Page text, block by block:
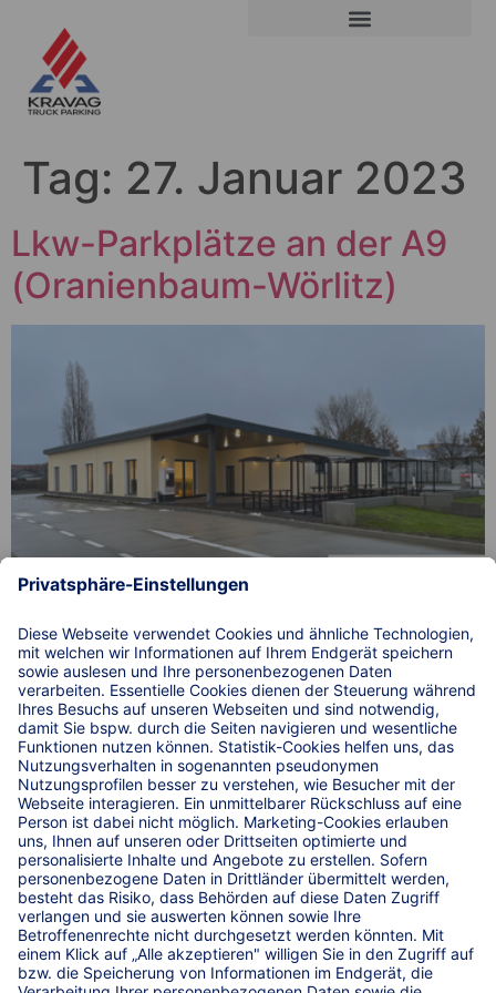
Tag: 27. Januar 2023
Lkw-Parkplätze an der A9
(Oranienbaum-Wörlitz)
Einfach. Sicher. Parken. auf 10 Lkw-Parkplätzen an der
A9 bei XXLKW Secure Parking Elbebrücke in
Oranienbaum-Wörlitz.
© 2026 WIRKSTATT GmbH